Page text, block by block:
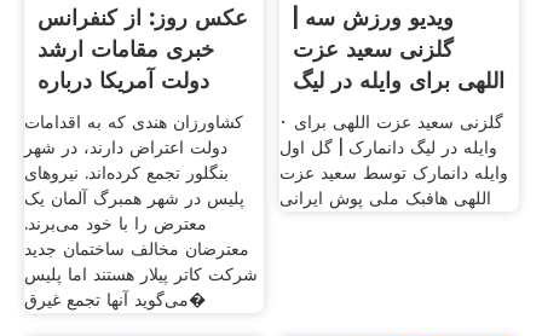
عکس روز: از کنفرانس
خبری مقامات ارشد
دولت آمریکا درباره
کشاورزان هندی که به اقدامات
دولت اعتراض دارند، در شهر
بنگلور تجمع کرده‌اند. نیروهای
پلیس در شهر همبرگ آلمان یک
معترض را با خود می‌برند.
معترضان مخالف ساختمان جدید
شرکت کاتر پیلار هستند اما پلیس
می‌گوید آنها تجمع غیرق�
ویدیو ورزش سه |
گلزنی سعید عزت
اللهی برای وایله در لیگ
دانمارک
· گلزنی سعید عزت اللهی برای
وایله در لیگ دانمارک | گل اول
وایله دانمارک توسط سعید عزت
اللهی هافبک ملی پوش ایرانی